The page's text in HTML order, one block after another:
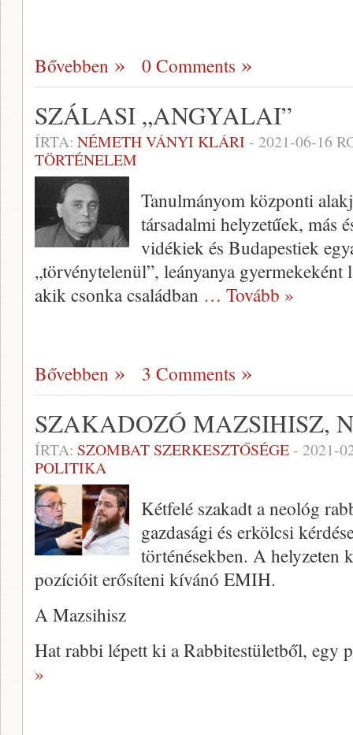
Bővebben 0 Comments
SZÁLASI „ANGYALAI”
ÍRTA: NÉMETH VÁNYI KLÁRI - 2021-06-16
TÖRTÉNELEM
Tanulmányom központi
társadalmi helyzetűek, más
vidékiek és Budapestiek
„törvénytelenül”, leányanya
akik csonka családban … Tovább »
Bővebben 3 Comments
SZAKADOZÓ MAZSIHISZ,
ÍRTA: SZOMBAT SZERKESZTŐSÉGE- 2021-
POLITIKA
Kétfelé szakadt a neológ
gazdasági és erkölcsi
történésekben. A helyzeten
pozícióit erősíteni kívánó EMIH.
A Mazsihisz
Hat rabbi lépett ki a Rabbitestületből, egy
»